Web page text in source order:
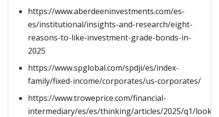
https://www.aberdeeninvestments.com/es-
es/institutional/insights-and-research/eight-
reasons-to-like-investment-grade-bonds-in-
2025
https://www.spglobal.com/spdji/es/index-
family/fixed-income/corporates/us-corporates/
https://www.troweprice.com/financial-
intermediary/es/es/thinking/articles/2025/q1/